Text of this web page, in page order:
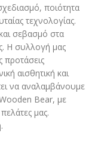
ποιότητα
τεχνολογίας.
σεβασμό στα
Η συλλογή μας
προτάσεις
αισθητική και
να αναλαμβάνουμε
Bear, με
μας.